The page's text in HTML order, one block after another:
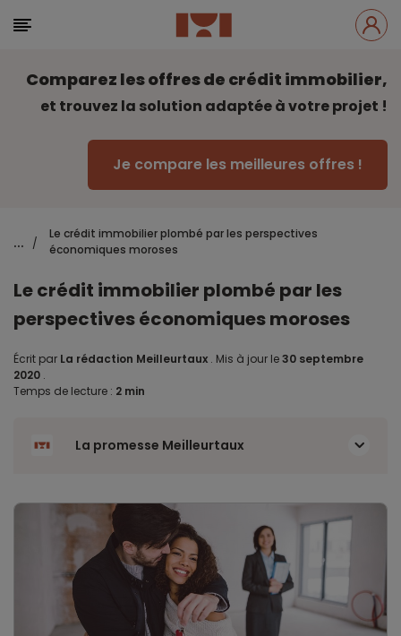
Comparez les offres de crédit immobilier,
et trouvez la solution adaptée à votre projet !
Je compare les meilleures offres !
... /
Le crédit immobilier plombé par les perspectives
économiques moroses
Le crédit immobilier plombé par les
perspectives économiques moroses
Écrit par La rédaction Meilleurtaux . Mis à jour le30 septembre
2020 .
Temps de lecture : 2 min
La promesse Meilleurtaux